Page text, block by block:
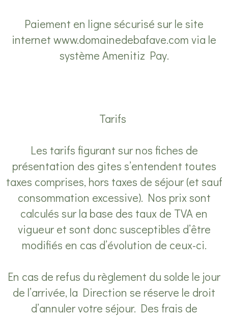
Paiement en ligne sécurisé sur le site
internet www.domainedebafave.com via le
système Amenitiz Pay.
Tarifs
Les tarifs figurant sur nos fiches de
présentation des gites s’entendent toutes
taxes comprises, hors taxes de séjour (et sauf
consommation excessive). Nos prix sont
calculés sur la base des taux de TVA en
vigueur et sont donc susceptibles d’être
modifiés en cas d’évolution de ceux-ci.
En cas de refus du règlement du solde le jour
de l’arrivée, la Direction se réserve le droit
d’annuler votre séjour. Des frais de